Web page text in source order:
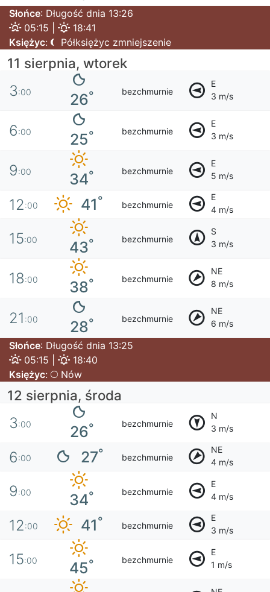
Słońce: Długość dnia 13:26
05:15 |
18:41
Księżyc: Półksiężyc zmniejszenie
11 sierpnia, wtorek
3:00 26° bezchmurnie
E
3 m/s
6:00 25° bezchmurnie
E
3 m/s
9:00 34° bezchmurnie
E
5 m/s
12:00 41° bezchmurnie
E
4 m/s
15:00 43° bezchmurnie
S
3 m/s
18:00 38° bezchmurnie
NE
8 m/s
21 :00 28° bezchmurnie
NE
6 m/s
Słońce: Długość dnia 13:25
05:15 |
18:40
Księżyc: Nów
12 sierpnia, środa
3:00 26° bezchmurnie
N
3 m/s
6:00 27° bezchmurnie
NE
4 m/s
9:00 34° bezchmurnie
E
4 m/s
12:00 41° bezchmurnie
E
3 m/s
15:00 45° bezchmurnie
E
1 m/s